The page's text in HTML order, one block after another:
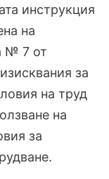
инструкция
на
№ 7 от
за
на труд
на
за